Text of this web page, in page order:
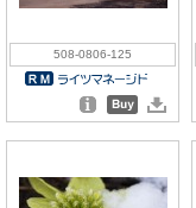
508-0806-125